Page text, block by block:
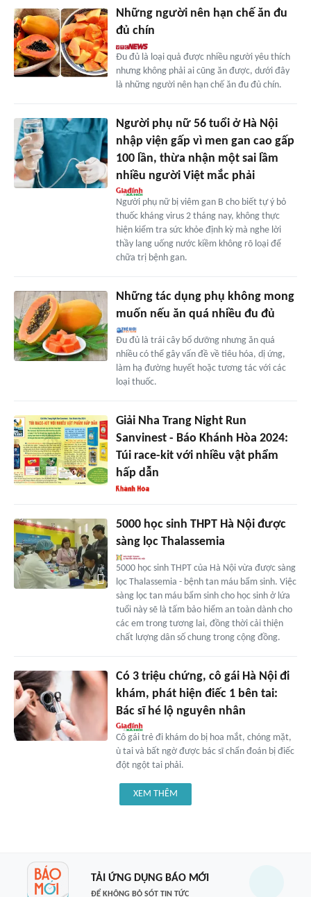
Những người nên hạn chế ăn đu
đủ chín
Đu đủ là loại quả được nhiều người yêu thích
nhưng không phải ai cũng ăn được, dưới đây
là những người nên hạn chế ăn đu đủ chín.
Người phụ nữ 56 tuổi ở Hà Nội
nhập viện gấp vì men gan cao gấp
100 lần, thừa nhận một sai lầm
nhiều người Việt mắc phải
Người phụ nữ bị viêm gan B cho biết tự ý bỏ
thuốc kháng virus 2 tháng nay, không thực
hiện kiểm tra sức khỏe định kỳ mà nghe lời
thầy lang uống nước kiềm không rõ loại để
chữa trị bệnh gan.
Những tác dụng phụ không mong
muốn nếu ăn quá nhiều đu đủ
Đu đủ là trái cây bổ dưỡng nhưng ăn quá
nhiều có thể gây vấn đề về tiêu hóa, dị ứng,
làm hạ đường huyết hoặc tương tác với các
loại thuốc.
Giải Nha Trang Night Run
Sanvinest - Báo Khánh Hòa 2024:
Túi race-kit với nhiều vật phẩm
hấp dẫn
5000 học sinh THPT Hà Nội được
sàng lọc Thalassemia
5000 học sinh THPT của Hà Nội vừa được sàng
lọc Thalassemia - bệnh tan máu bẩm sinh. Việc
sàng lọc tan máu bẩm sinh cho học sinh ở lứa
tuổi này sẽ là tấm bảo hiểm an toàn dành cho
các em trong tương lai, đồng thời cải thiện
chất lượng dân số chung trong cộng đồng.
Có 3 triệu chứng, cô gái Hà Nội đi
khám, phát hiện điếc 1 bên tai:
Bác sĩ hé lộ nguyên nhân
Cô gái trẻ đi khám do bị hoa mắt, chóng mặt,
ù tai và bất ngờ được bác sĩ chẩn đoán bị điếc
đột ngột tai phải.
XEM THÊM
TẢI ỨNG DỤNG BÁO MỚI
ĐỂ KHÔNG BỎ SÓT TIN TỨC